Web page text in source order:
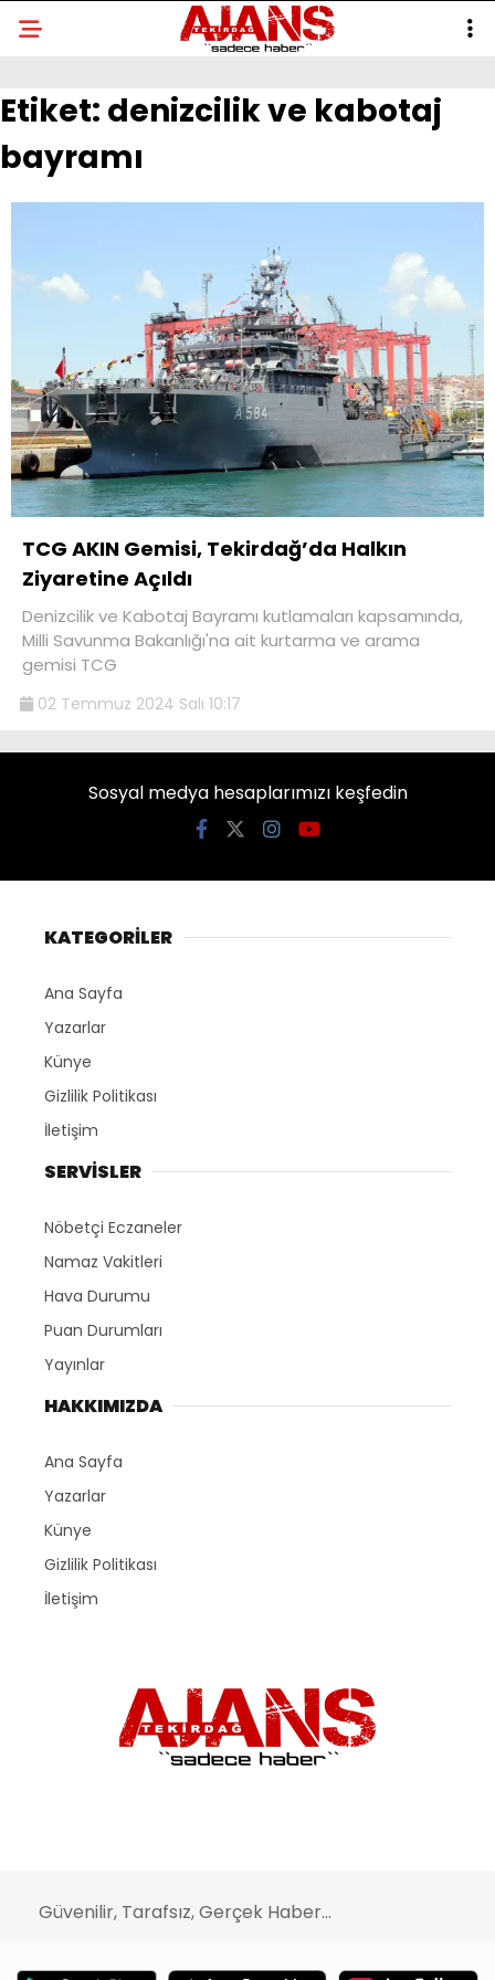
Etiket: denizcilik ve kabotaj
bayramı
TCG AKIN Gemisi, Tekirdağ’da Halkın
Ziyaretine Açıldı
Denizcilik ve Kabotaj Bayramı kutlamaları kapsamında,
Milli Savunma Bakanlığı'na ait kurtarma ve arama
gemisi TCG
02 Temmuz 2024 Salı 10:17
Sosyal medya hesaplarımızı keşfedin
KATEGORİLER
Ana Sayfa
Yazarlar
Künye
Gizlilik Politikası
İletişim
SERVİSLER
Nöbetçi Eczaneler
Namaz Vakitleri
Hava Durumu
Puan Durumları
Yayınlar
HAKKIMIZDA
Ana Sayfa
Yazarlar
Künye
Gizlilik Politikası
İletişim
Güvenilir, Tarafsız, Gerçek Haber...